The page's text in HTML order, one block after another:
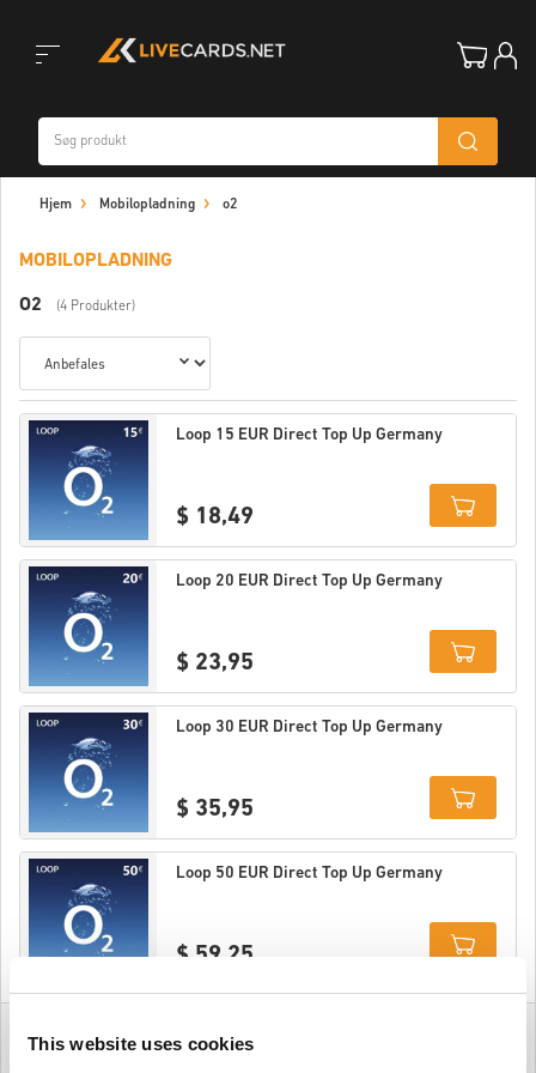
This website uses cookies
Hjem Mobilopladning o2
MOBILOPLADNING
O2 (4 Produkter)
Loop 15 EUR Direct Top Up Germany
$ 18,49
Details
Loop 20 EUR Direct Top Up Germany
$ 23,95
Details
Loop 30 EUR Direct Top Up Germany
$ 35,95
Details
Loop 50 EUR Direct Top Up Germany
$ 59,25